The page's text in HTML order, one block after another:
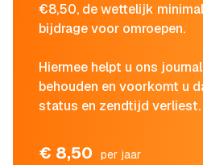
€8,50, de wettelijk
bijdrage voor omroepen.
Hiermee helpt u ons
behouden en voorkomt u
status en zendtijd verliest.
€ 8,50 per jaar